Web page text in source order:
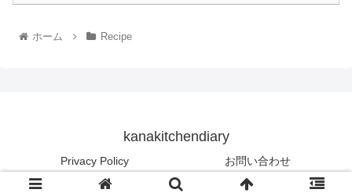
ホーム Recipe
kanakitchendiary
Privacy Policy お問い合わせ
© 2022 kanakitchendiary.